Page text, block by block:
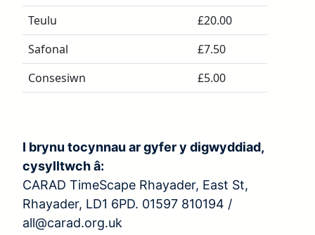
Teulu
£20.00
Safonal
£7.50
Consesiwn
£5.00
I brynu tocynnau ar gyfer y digwyddiad,
cysylltwch â:
CARAD TimeScape Rhayader, East St,
Rhayader, LD1 6PD. 01597 810194 /
all@carad.org.uk